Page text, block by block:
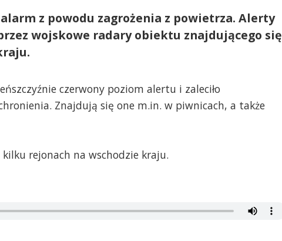
z powodu zagrożenia z powietrza. Alerty
wojskowe radary obiektu znajdującego się
czerwony poziom alertu i zaleciło
Znajdują się one m.in. w piwnicach, a także
kilku rejonach na wschodzie kraju.